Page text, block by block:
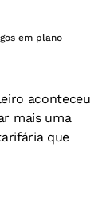
em plano
aconteceu
mais uma
que